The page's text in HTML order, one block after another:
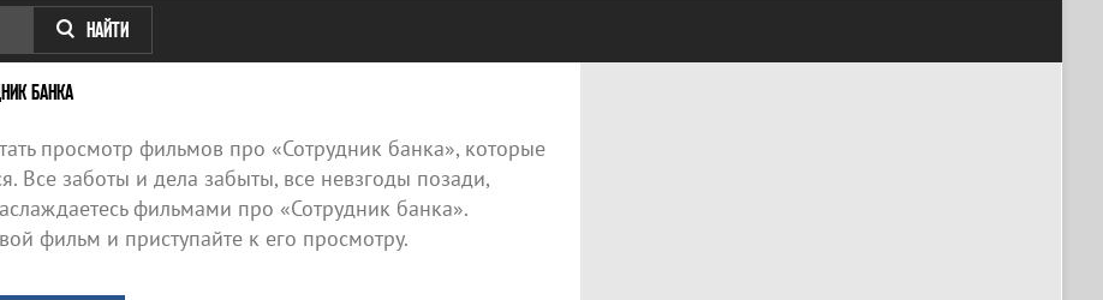
НАЙТИ
БАНКА
просмотр фильмов про «Сотрудник банка», которые
Все заботы и дела забыты, все невзгоды позади,
фильмами про «Сотрудник банка».
фильм и приступайте к его просмотру.